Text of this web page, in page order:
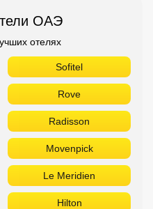
ОАЭ
отелях
Sofitel
Rove
Radisson
Movenpick
Le Meridien
Hilton